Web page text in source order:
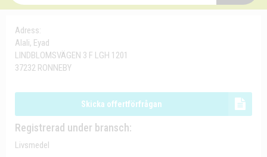
Adress:
Alali, Eyad
LINDBLOMSVÄGEN 3 F LGH 1201
37232 RONNEBY
Skicka offertförfrågan
Registrerad under bransch:
Livsmedel